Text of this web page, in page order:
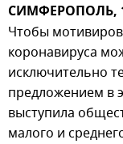
СИМФЕРОПОЛЬ,
Чтобы
коронавируса
исключительно
предложением в
выступила
малого и